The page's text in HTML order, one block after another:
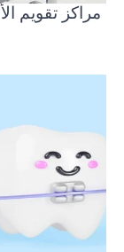
مراكز تقويم